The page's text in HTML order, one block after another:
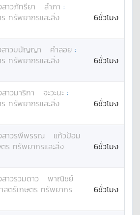
าวภัทรียา ลำภา :
ทรัพยากรและสิ่ง
6ชั่วโมง
าวมนัญญา คำลอย :
ทรัพยากรและสิ่ง
6ชั่วโมง
าวมาริกา จะวะนะ :
ทรัพยากรและสิ่ง
6ชั่วโมง
าวรพีพรรณ
แก้วป้อม
ร ทรัพยากรและสิ่ง
6ชั่วโมง
าวรวมดาว
พาณิชย์
สตร์เกษตร ทรัพยากร
6ชั่วโมง